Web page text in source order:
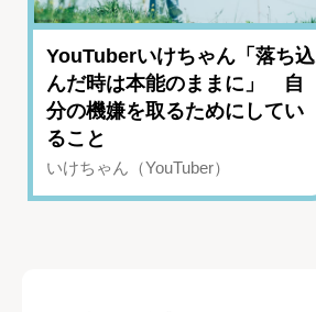
YouTuberいけちゃん「落ち込
んだ時は本能のままに」 自
分の機嫌を取るためにしてい
ること
いけちゃん（YouTuber）